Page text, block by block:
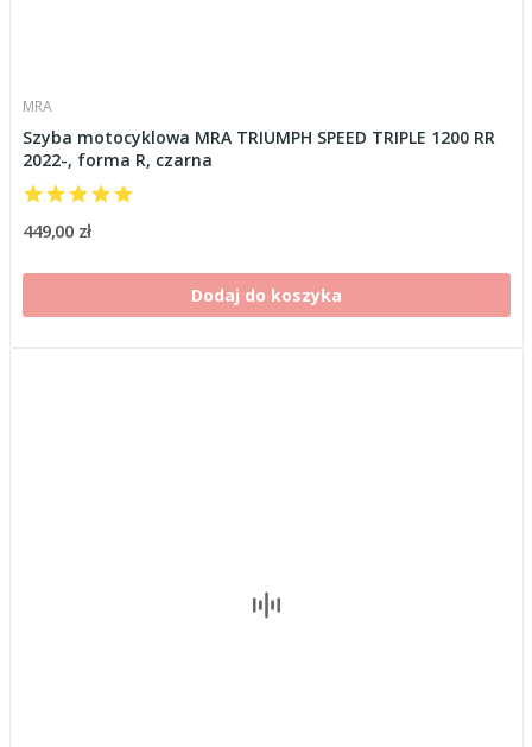
MRA
Szyba motocyklowa MRA TRIUMPH SPEED TRIPLE 1200 RR
2022-, forma R, czarna
449,00 zł
Dodaj do koszyka